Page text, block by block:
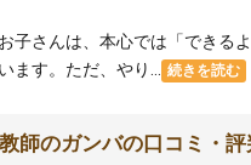
子さんは、本心では「できるよ
ます。ただ、やり...
続きを読む
師のガンバの口コミ・評